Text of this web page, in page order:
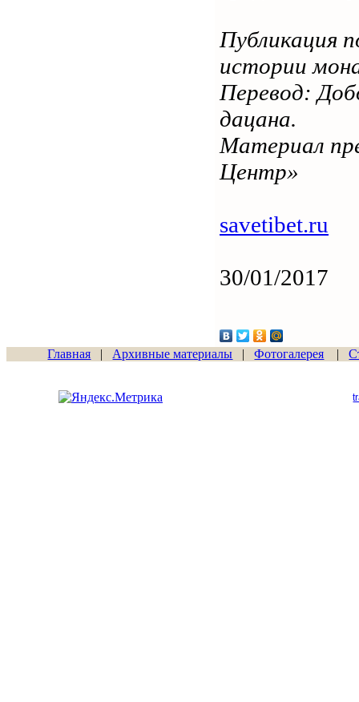
Публикация
истории
Перевод:
дацана.
Материал
Центр»
savetibet.ru
30/01/2017
Главная | Архивные материалы |Фотогалерея |